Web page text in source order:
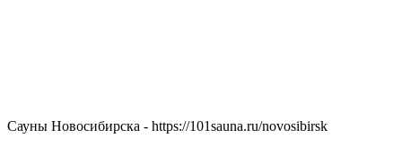
Сауны Новосибирска - https://101sauna.ru/novosibirsk